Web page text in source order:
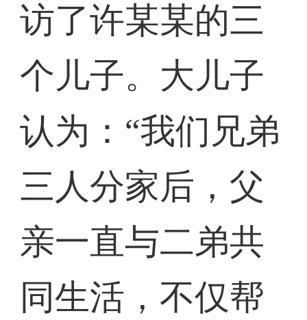
访了许某某的三
个儿子。大儿子
认为：“我们兄弟
三人分家后，父
亲一直与二弟共
同生活，不仅帮